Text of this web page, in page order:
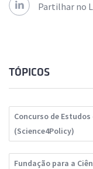
Partilhar no
TÓPICOS
Concurso de
(Science4Policy)
Fundação para a